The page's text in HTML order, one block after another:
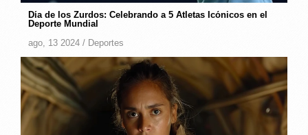
Día de los Zurdos: Celebrando a 5 Atletas Icónicos en el
Deporte Mundial
ago, 13 2024 / Deportes